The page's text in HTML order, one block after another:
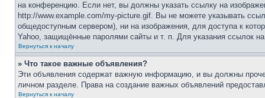
на конференцию. Если нет, вы должны указать ссылку на
http://www.example.com/my-picture.gif. Вы не можете указывать
общедоступным сервером), ни на изображения, для доступа к
Yahoo, защищённые паролями сайты и т. п. Для указания ссылок
Вернуться к началу
» Что такое важные объявления?
Эти объявления содержат важную информацию, и вы должны
личном разделе. Права на создание важных объявлений
Вернуться к началу